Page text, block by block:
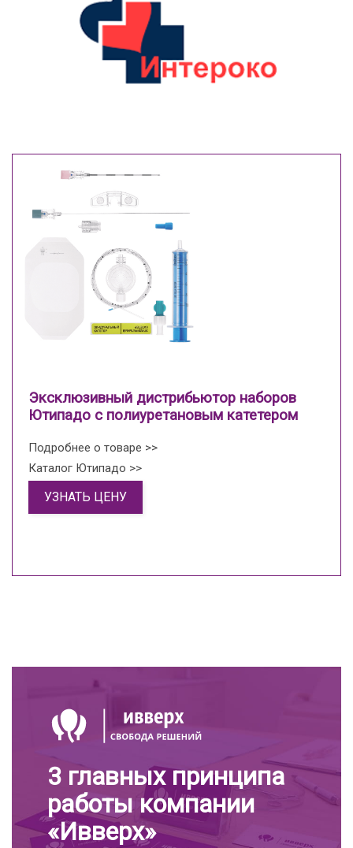
Эксклюзивный дистрибьютор наборов
Ютипадо с полиуретановым катетером
Подробнее о товаре >>
Каталог Ютипадо >>
УЗНАТЬ ЦЕНУ
3 главных принципа
работы компании
«Ивверх»